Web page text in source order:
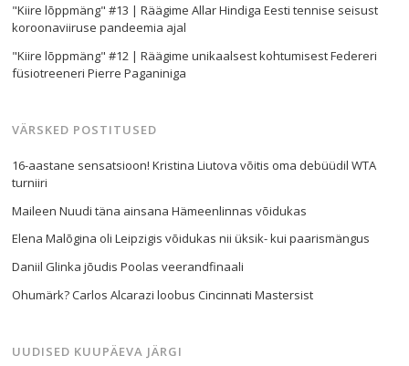
"Kiire lõppmäng" #13 | Räägime Allar Hindiga Eesti tennise seisust
koroonaviiruse pandeemia ajal
"Kiire lõppmäng" #12 | Räägime unikaalsest kohtumisest Federeri
füsiotreeneri Pierre Paganiniga
VÄRSKED POSTITUSED
16-aastane sensatsioon! Kristina Liutova võitis oma debüüdil WTA
turniiri
Maileen Nuudi täna ainsana Hämeenlinnas võidukas
Elena Malõgina oli Leipzigis võidukas nii üksik- kui paarismängus
Daniil Glinka jõudis Poolas veerandfinaali
Ohumärk? Carlos Alcarazi loobus Cincinnati Mastersist
UUDISED KUUPÄEVA JÄRGI